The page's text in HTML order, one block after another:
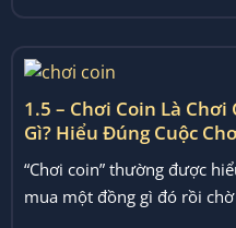
1.5 – Chơi Coin Là Chơi
Gì? Hiểu Đúng Cuộc
“Chơi coin” thường được
mua một đồng gì đó rồi